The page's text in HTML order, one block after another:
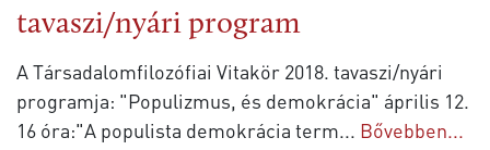
tavaszi/nyári program
A Társadalomfilozófiai Vitakör 2018. tavaszi/nyári
programja: "Populizmus, és demokrácia" április 12.
16 óra:"A populista demokrácia term... Bővebben...